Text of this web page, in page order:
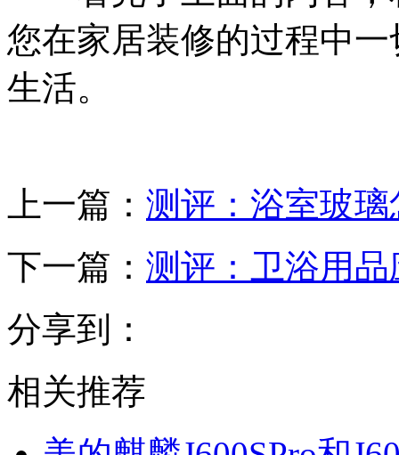
您在家居装修的过程中
生活。
上一篇： 测评：浴室玻
下一篇： 测评：卫浴用
分享到：
相关推荐